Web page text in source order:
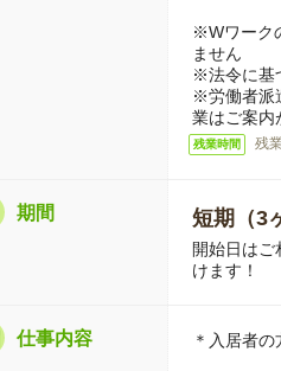
※Wワーク
ません
※法令に基
※労働者派
業はご案内
残業時間 残
期間 短期（3
開始日は
けます！
仕事内容 ＊入居者